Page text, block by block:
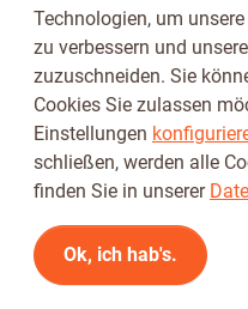
Folge uns auf
Technologien, um
zu verbessern und
zuzuschneiden. Sie
Cookies Sie zulassen
Einstellungen
schließen, werden alle
finden Sie in unserer
Ok, ich hab's.